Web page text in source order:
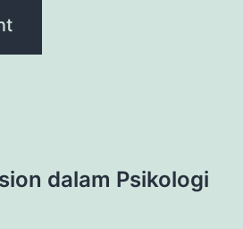
dalam Psikologi